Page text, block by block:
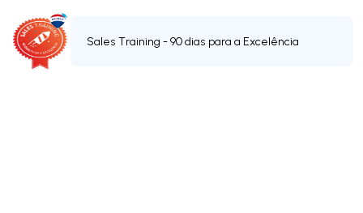
Sales Training - 90 dias para a Excelência